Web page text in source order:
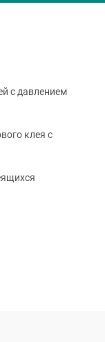
с давлением
клея с